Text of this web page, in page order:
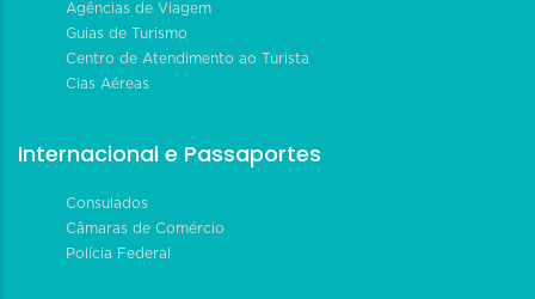
Agências de Viagem
Guias de Turismo
Centro de Atendimento ao Turista
Cias Aéreas
Internacional e Passaportes
Consulados
Câmaras de Comércio
Polícia Federal